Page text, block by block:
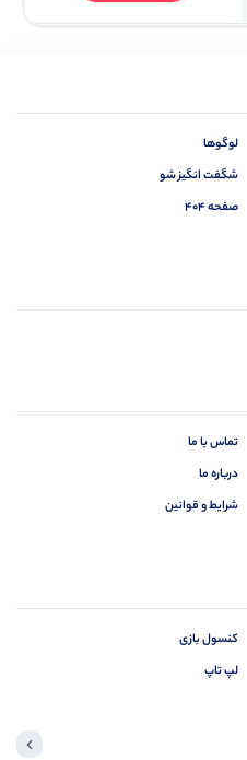
لوگوها
شگفت انگیز شو
صفحه 404
تماس با ما
درباره ما
شرایط و قوانین
کنسول بازی
لپ تاپ